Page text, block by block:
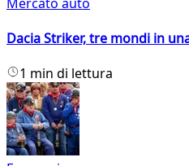
Dacia Striker, tre mondi in
1 min di lettura